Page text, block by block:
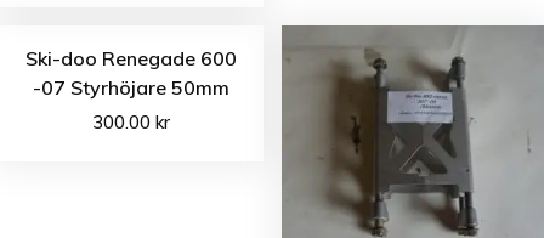
Ski-doo Renegade 600
-07 Styrhöjare 50mm
300.00kr